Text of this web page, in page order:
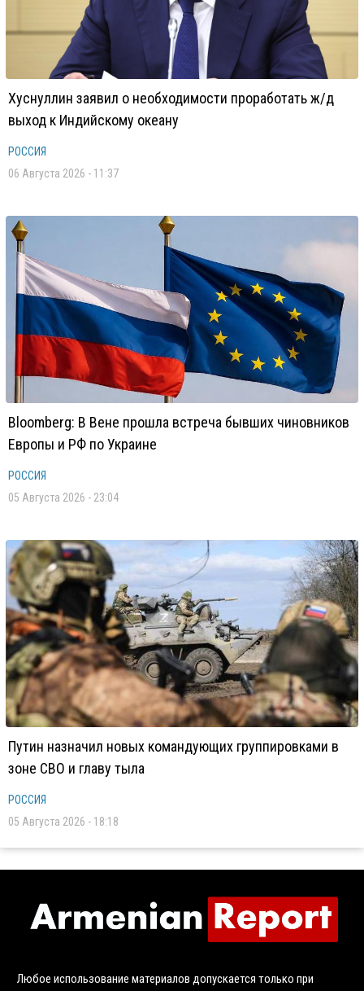
Хуснуллин заявил о необходимости проработать ж/д
выход к Индийскому океану
РОССИЯ
06 Августа 2026 - 11:37
Bloomberg: В Вене прошла встреча бывших чиновников
Европы и РФ по Украине
РОССИЯ
05 Августа 2026 - 23:04
Путин назначил новых командующих группировками в
зоне СВО и главу тыла
РОССИЯ
05 Августа 2026 - 18:18
Любое использование материалов допускается только при